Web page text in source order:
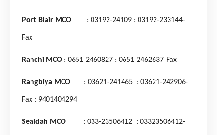
Port Blair MCO : 03192-24109 : 03192-233144-
Fax
Ranchi MCO : 0651-2460827 : 0651-2462637-Fax
Rangbiya MCO : 03621-241465 : 03621-242906-
Fax : 9401404294
Sealdah MCO : 033-23506412 : 03323506412-